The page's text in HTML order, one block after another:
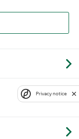
Privacy notice